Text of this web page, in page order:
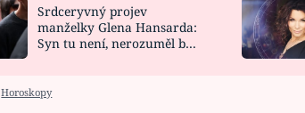
CELEBRITY
VAŘENÍ
Srdceryvný projev
manželky Glena Hansarda:
Syn tu není, nerozuměl by
Horoskopy